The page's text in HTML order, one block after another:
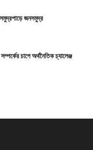
সমুদ্রপাড়ে জনসমুদ্র
চাপে অর্থনৈতিক চ্যালেঞ্জ